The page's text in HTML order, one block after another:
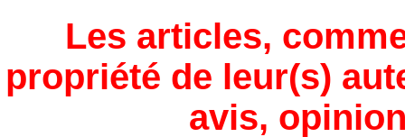
Les articles,
propriété de leur(s)
avis,